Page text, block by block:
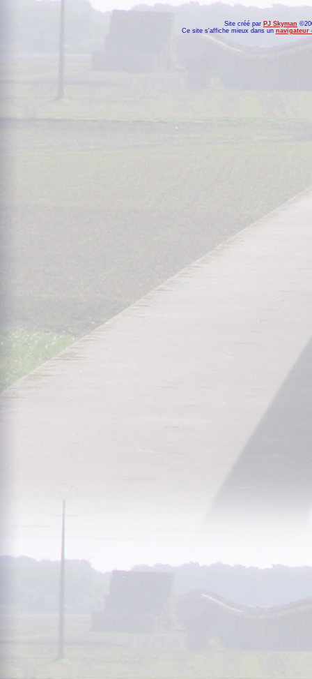
Site créé par PJ Skyman
Ce site s'affiche mieux dans un navigateur